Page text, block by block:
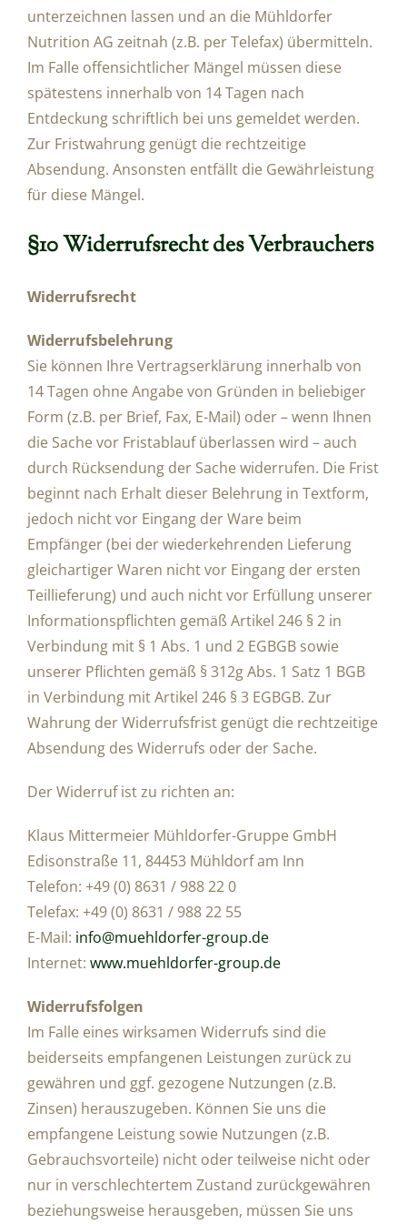
unterzeichnen lassen und an die Mühldorfer
Nutrition AG zeitnah (z.B. per Telefax) übermitteln.
Im Falle offensichtlicher Mängel müssen diese
spätestens innerhalb von 14 Tagen nach
Entdeckung schriftlich bei uns gemeldet werden.
Zur Fristwahrung genügt die rechtzeitige
Absendung. Ansonsten entfällt die Gewährleistung
für diese Mängel.
§10 Widerrufsrecht des Verbrauchers
Widerrufsrecht
Widerrufsbelehrung
Sie können Ihre Vertragserklärung innerhalb von
14 Tagen ohne Angabe von Gründen in beliebiger
Form (z.B. per Brief, Fax, E-Mail) oder – wenn Ihnen
die Sache vor Fristablauf überlassen wird – auch
durch Rücksendung der Sache widerrufen. Die Frist
beginnt nach Erhalt dieser Belehrung in Textform,
jedoch nicht vor Eingang der Ware beim
Empfänger (bei der wiederkehrenden Lieferung
gleichartiger Waren nicht vor Eingang der ersten
Teillieferung) und auch nicht vor Erfüllung unserer
Informationspflichten gemäß Artikel 246 § 2 in
Verbindung mit § 1 Abs. 1 und 2 EGBGB sowie
unserer Pflichten gemäß § 312g Abs. 1 Satz 1 BGB
in Verbindung mit Artikel 246 § 3 EGBGB. Zur
Wahrung der Widerrufsfrist genügt die rechtzeitige
Absendung des Widerrufs oder der Sache.
Der Widerruf ist zu richten an:
Klaus Mittermeier Mühldorfer-Gruppe GmbH
Edisonstraße 11, 84453 Mühldorf am Inn
Telefon: +49 (0) 8631 / 988 22 0
Telefax: +49 (0) 8631 / 988 22 55
E-Mail: info@muehldorfer-group.de
Internet: www.muehldorfer-group.de
Widerrufsfolgen
Im Falle eines wirksamen Widerrufs sind die
beiderseits empfangenen Leistungen zurück zu
gewähren und ggf. gezogene Nutzungen (z.B.
Zinsen) herauszugeben. Können Sie uns die
empfangene Leistung sowie Nutzungen (z.B.
Gebrauchsvorteile) nicht oder teilweise nicht oder
nur in verschlechtertem Zustand zurückgewähren
beziehungsweise herausgeben, müssen Sie uns